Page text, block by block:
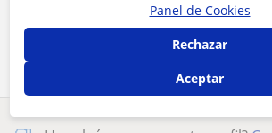
Comparte a este profesor
Panel de Cookies
Rechazar
Aceptar